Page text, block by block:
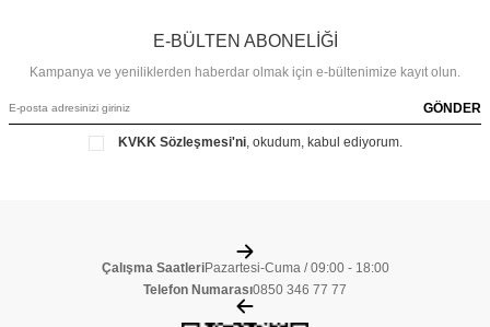
E-BÜLTEN ABONELİĞİ
Kampanya ve yeniliklerden haberdar olmak için e-bültenimize kayıt olun.
GÖNDER
KVKK Sözleşmesi'ni, okudum, kabul ediyorum.
Çalışma SaatleriPazartesi-Cuma / 09:00 - 18:00
Telefon Numarası0850 346 77 77